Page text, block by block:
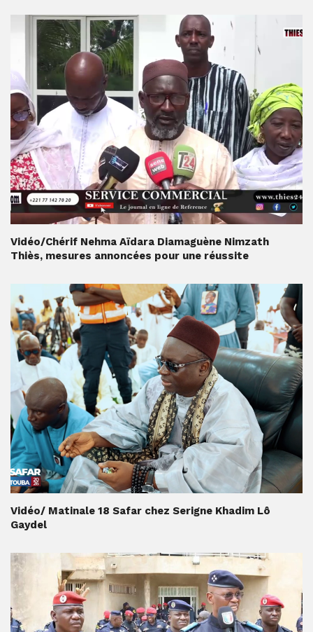
Vidéo/Chérif Nehma Aïdara Diamaguène Nimzath
Thiès, mesures annoncées pour une réussite
Vidéo/ Matinale 18 Safar chez Serigne Khadim Lô
Gaydel